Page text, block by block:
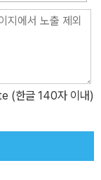
는 요소를 조화시킨
았으나 관련한 응용
을 높였다. 사이
소드들도 담아, 예
이면, 야심한 밤
(한글 140자 이내)